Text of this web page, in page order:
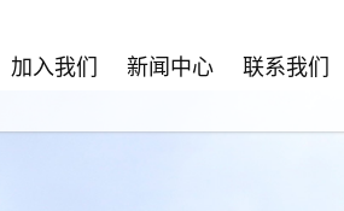
加入我们 新闻中心 联系我们